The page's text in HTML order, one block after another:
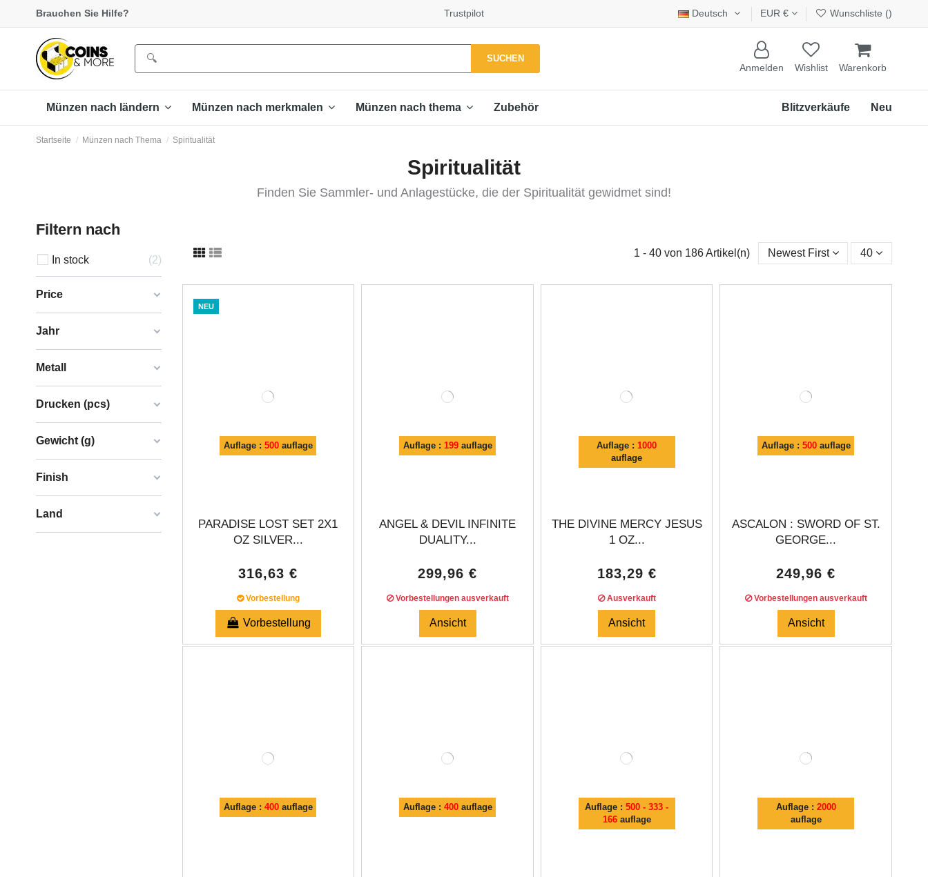
Γ
Brauchen Sie Hilfe? Trustpilot Deutsch EUR € Wunschliste ()
SUCHEN
Anmelden Wishlist Warenkorb
Münzen nach ländern Münzen nach merkmalen Münzen nach thema Zubehör Neu
Blitzverkäufe
Startseite Münzen nach Thema Spiritualität
Spiritualität
Finden Sie Sammler- und Anlagestücke, die der Spiritualität gewidmet sind!
1 - 40 von 186 Artikel(n) Newest First 40
Auflage : 500auflage
NEU
PARADISE LOST SET 2X1
OZ SILVER...
316,63 €
Vorbestellung
Vorbestellung
Auflage : 199auflage
ANGEL & DEVIL INFINITE
DUALITY...
299,96 €
Vorbestellungen ausverkauft
Ansicht
Auflage :1000
auflage
THE DIVINE MERCY JESUS
1 OZ...
183,29 €
Ausverkauft
Ansicht
Auflage : 500auflage
ASCALON : SWORD OF ST.
GEORGE...
249,96 €
Vorbestellungen ausverkauft
Ansicht
Auflage : 400auflage Auflage : 400auflage Auflage :500 - 333 -
166auflage
Auflage : 2000
auflage
Filtern nach
In stock 2
Price
Jahr
Metall
Drucken (pcs)
Gewicht (g)
Finish
Land